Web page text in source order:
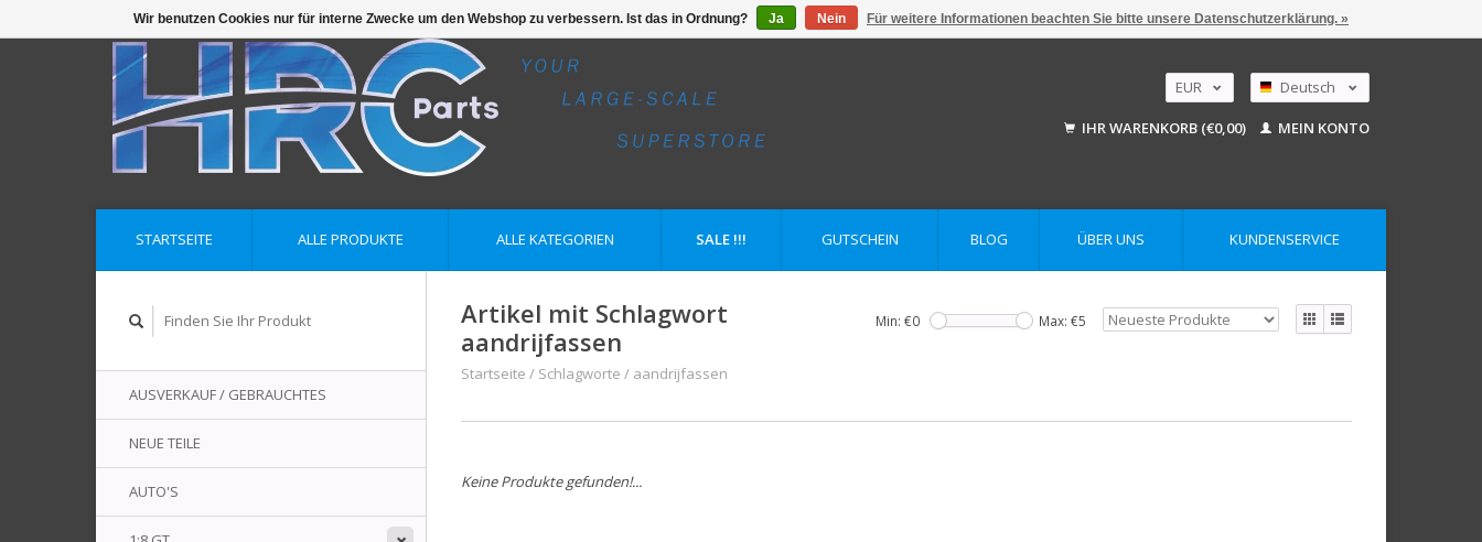
EUR
USD
Deutsch
English
IHR WARENKORB (€0,00) MEIN KONTO
STARTSEITE ALLE PRODUKTE ALLE KATEGORIEN SALE !!! GUTSCHEIN BLOG ÜBER UNS KUNDENSERVICE
AUSVERKAUF / GEBRAUCHTES
NEUE TEILE
AUTO'S
Artikel mit Schlagwort
aandrijfassen
Startseite / Schlagworte / aandrijfassen
Min: €0 Max: €5
Keine Produkte gefunden!...
Wir benutzen Cookies nur für interne Zwecke um den Webshop zu verbessern. Ist das in Ordnung? Ja Nein Für weitere Informationen beachten Sie bitte unsere Datenschutzerklärung. »